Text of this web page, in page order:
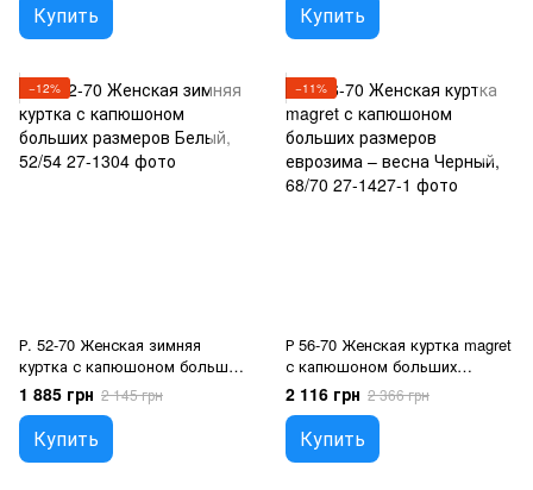
Купить Купить
−12%
Р. 52-70 Женская зимняя
куртка с капюшоном больших
размеров Белый, 52/54
1 885 грн 2 145 грн
Купить
−11%
Р 56-70 Женская куртка magret
с капюшоном больших
размеров еврозима – весна
Черный, 68/70
2 116 грн 2 366 грн
Купить